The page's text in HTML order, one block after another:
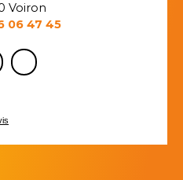
Voiron
06 47 45